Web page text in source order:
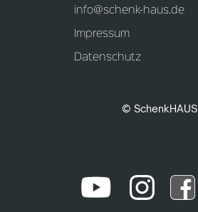
info@schenk-haus.de
Impressum
Datenschutz
© SchenkHAUS